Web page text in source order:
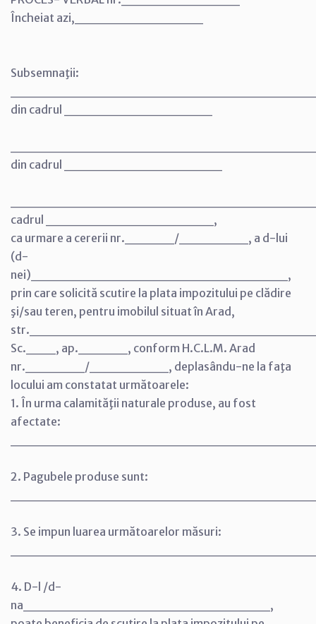
Încheiat azi,_____________
Subsemnaţii:
din cadrul _______________
din cadrul ________________
cadrul _________________,
ca urmare a cererii nr._____/_______, a d-lui
(d-
nei)__________________________,
prin care solicită scutire la plata impozitului pe clădire
şi/sau teren, pentru imobilul situat în Arad,
Sc.___, ap._____, conform H.C.L.M. Arad
nr.______/________, deplasându-ne la faţa
locului am constatat următoarele:
1. În urma calamităţii naturale produse, au fost
afectate:
2. Pagubele produse sunt:
3. Se impun luarea următoarelor măsuri:
4. D-l /d-
na_________________________,